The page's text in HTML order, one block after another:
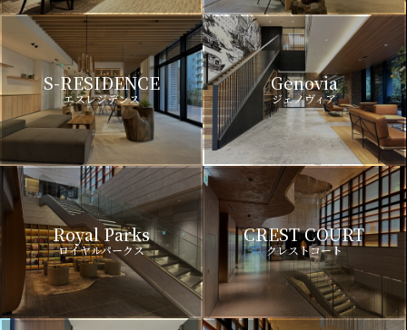
S-RESIDENCE
エスレジデンス
Genovia
ジェノヴィア
Royal Parks
ロイヤルパークス
CREST COURT
クレストコート